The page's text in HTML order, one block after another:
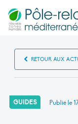
RETOUR AUX
GUIDES Publié le